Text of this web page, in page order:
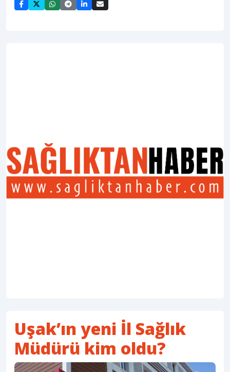
Uşak’ın yeni İl Sağlık
Müdürü kim oldu?